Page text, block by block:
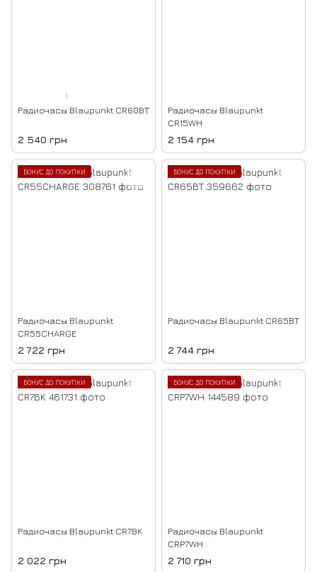
1
Радиочасы Blaupunkt CR60BT
2 540 грн
Радиочасы Blaupunkt
CR15WH
2 154 грн
БОНУС ДО ПОКУПКИ
Радиочасы Blaupunkt
CR55CHARGE
2 722 грн
БОНУС ДО ПОКУПКИ
Радиочасы Blaupunkt CR65BT
2 744 грн
БОНУС ДО ПОКУПКИ
Радиочасы Blaupunkt CR7BK
2 022 грн
БОНУС ДО ПОКУПКИ
Радиочасы Blaupunkt
CRP7WH
2 710 грн